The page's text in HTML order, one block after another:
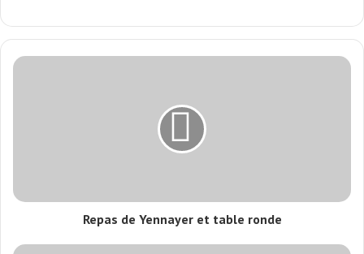
Repas de Yennayer et table ronde